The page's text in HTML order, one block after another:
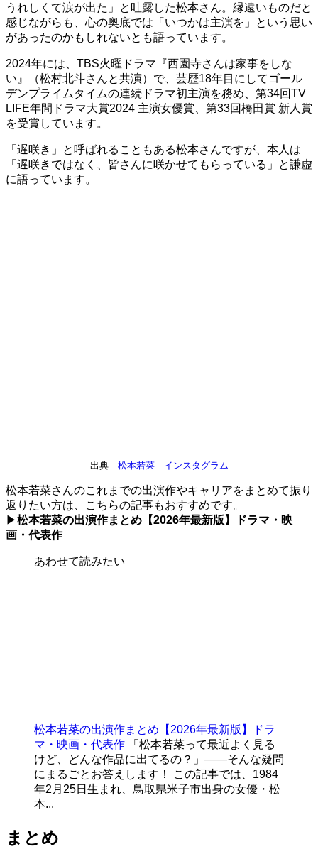
うれしくて涙が出た」と吐露した松本さん。縁遠いものだと
感じながらも、心の奥底では「いつかは主演を」という思い
があったのかもしれないとも語っています。
2024年には、TBS火曜ドラマ『西園寺さんは家事をしな
い』（松村北斗さんと共演）で、芸歴18年目にしてゴール
デンプライムタイムの連続ドラマ初主演を務め、第34回TV
LIFE年間ドラマ大賞2024 主演女優賞、第33回橋田賞 新人賞
を受賞しています。
「遅咲き」と呼ばれることもある松本さんですが、本人は
「遅咲きではなく、皆さんに咲かせてもらっている」と謙虚
に語っています。
出典 松本若菜 インスタグラム
松本若菜さんのこれまでの出演作やキャリアをまとめて振り
返りたい方は、こちらの記事もおすすめです。
▶松本若菜の出演作まとめ【2026年最新版】ドラマ・映
画・代表作
あわせて読みたい
松本若菜の出演作まとめ【2026年最新版】ドラ
マ・映画・代表作
「松本若菜って最近よく見る
けど、どんな作品に出てるの？」——そんな疑問
にまるごとお答えします！ この記事では、1984
年2月25日生まれ、鳥取県米子市出身の女優・松
本...
まとめ